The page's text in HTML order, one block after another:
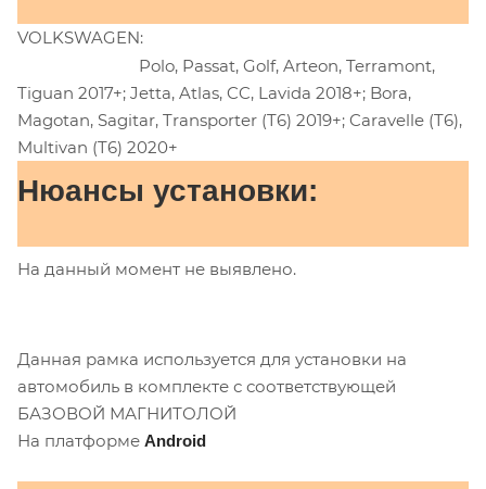
VOLKSWAGEN:
Polo, Passat, Golf, Arteon, Terramont,
Tiguan 2017+; Jetta, Atlas, CC, Lavida 2018+; Bora,
Magotan, Sagitar, Transporter (T6) 2019+; Caravelle (T6),
Multivan (T6) 2020+
Нюансы установки:
На данный момент не выявлено.
Данная рамка используется для установки на
автомобиль в комплекте с соответствующей
БАЗОВОЙ МАГНИТОЛОЙ
На платформе Android